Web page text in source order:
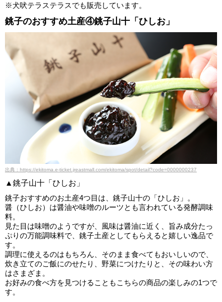
※犬吠テラステラスでも販売しています。
銚子のおすすめ土産④銚子山十「ひしお」
出典：https://ekitoma.e-ticket.jreastmall.com/ekitoma/spot/detail?code=0000000237
▲銚子山十「ひしお」
銚子おすすめのお土産4つ目は、銚子山十の「ひしお」。
醤（ひしお）は醤油や味噌のルーツとも言われている発酵調味
料。
見た目は味噌のようですが、風味は醤油に近く、旨み成分たっ
ぷりの万能調味料で、銚子土産としてもらえると嬉しい逸品で
す。
調理に使えるのはもちろん、そのまま食べてもおいしいので、
炊き立てのご飯にのせたり、野菜につけたりと、その味わい方
はさまざま。
お好みの食べ方を見つけることもこちらの商品の楽しみの1つで
す。